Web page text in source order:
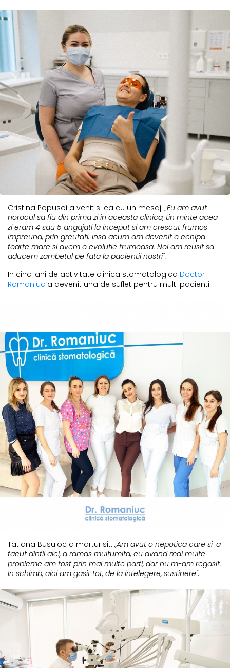
Cristina Popusoi a venit si ea cu un mesaj: „Eu am avut
norocul sa fiu din prima zi in aceasta clinica, tin minte acea
zi eram 4 sau 5 angajati la inceput si am crescut frumos
impreuna, prin greutati. Insa acum am devenit o echipa
foarte mare si avem o evolutie frumoasa. Noi am reusit sa
aducem zambetul pe fata la pacientii nostri".
In cinci ani de activitate clinica stomatologica Doctor
Romaniuc a devenit una de suflet pentru multi pacienti.
Tatiana Busuioc a marturisit: „Am avut o nepotica care si-a
facut dintii aici, a ramas multumita, eu avand mai multe
probleme am fost prin mai multe parti, dar nu m-am regasit.
In schimb, aici am gasit tot, de la intelegere, sustinere".